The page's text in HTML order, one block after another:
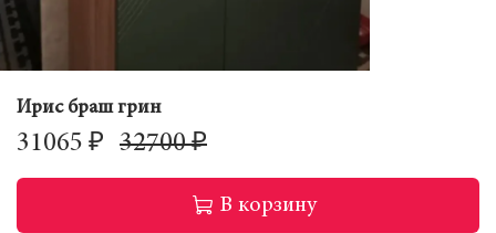
Ирис браш грин
31065 ₽ 32700 ₽
В корзину